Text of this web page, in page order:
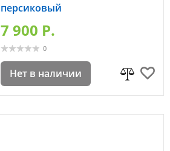
персиковый
7 900 P.
0
Нет в наличии